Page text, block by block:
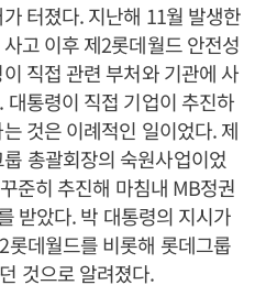
터졌다. 지난해 11월 발생한
고 이후 제2롯데월드 안전성
직접 관련 부처와 기관에 사
통령이 직접 기업이 추진하
것은 이례적인 일이었다. 제
총괄회장의 숙원사업이었
준히 추진해 마침내 MB정권
받았다. 박 대통령의 지시가
데월드를 비롯해 롯데그룹
것으로 알려졌다.